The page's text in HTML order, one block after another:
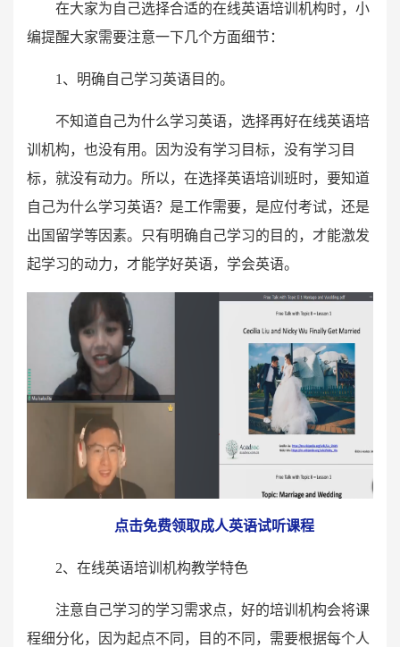
在大家为自己选择合适的在线英语培训机构时，小
编提醒大家需要注意一下几个方面细节：
1、明确自己学习英语目的。
不知道自己为什么学习英语，选择再好在线英语培
训机构，也没有用。因为没有学习目标，没有学习目
标，就没有动力。所以，在选择英语培训班时，要知道
自己为什么学习英语？是工作需要，是应付考试，还是
出国留学等因素。只有明确自己学习的目的，才能激发
起学习的动力，才能学好英语，学会英语。
点击免费领取成人英语试听课程
2、在线英语培训机构教学特色
注意自己学习的学习需求点，好的培训机构会将课
程细分化，因为起点不同，目的不同，需要根据每个人